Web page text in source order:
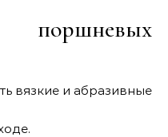
поршневых
вязкие и абразивные